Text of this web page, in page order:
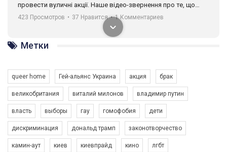
провести вуличні акції. Наше відео-звернення про те, що
навіть коли ми у різних містах та не можемо зустрінеться, ми
разом. Ми закликаємо всіх хто поділяє цінності рівності та
солідарності, приєднатися до нас. Регіональні підрозділи
ГАУ є в 16 областях України.
Разом наш голос лунає гучніше!
423 Просмотров • 37 Нравится • 1 Комментариев
Метки
queer home Гей-альянс Украина акция брак
великобритания виталий милонов владимир путин
власть выборы гау гомофобия дети
дискриминация дональд трамп законотворчество
камин-аут киев киевпрайд кино лгбт